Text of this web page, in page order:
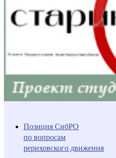
Позиция СибРО
по вопросам
рериховского движения